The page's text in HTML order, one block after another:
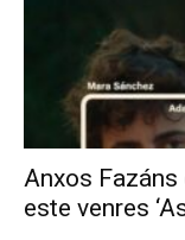
Anxos Fazáns
este venres